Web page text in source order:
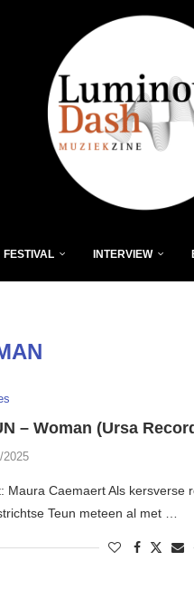
FESTIVAL INTERVIEW
– Woman (Ursa
2025
Maura Caemaert Als kersverse
Teun meteen al met …